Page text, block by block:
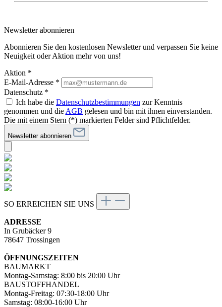
Newsletter abonnieren
Abonnieren Sie den kostenlosen Newsletter und verpassen Sie keine
Neuigkeit oder Aktion mehr von uns!
Aktion *
E-Mail-Adresse *
Datenschutz *
Ich habe die Datenschutzbestimmungen zur Kenntnis
genommen und die AGB gelesen und bin mit ihnen einverstanden.
Die mit einem Stern (*) markierten Felder sind Pflichtfelder.
Newsletter abonnieren
SO ERREICHEN SIE UNS
ADRESSE
In Grubäcker 9
78647 Trossingen
ÖFFNUNGSZEITEN
BAUMARKT
Montag-Samstag: 8:00 bis 20:00 Uhr
BAUSTOFFHANDEL
Montag-Freitag: 07:30-18:00 Uhr
Samstag: 08:00-16:00 Uhr